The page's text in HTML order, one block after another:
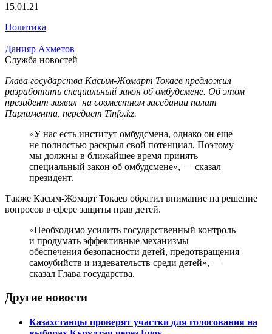
15.01.21
Политика
Данияр Ахметов
Служба новостей
Глава государства Касым-Жомарт Токаев предложил
разработать специальный закон об омбудсмене. Об этом
президент заявил на совместном заседании палат
Парламента, передает Tinfo.kz.
«У нас есть институт омбудсмена, однако он еще
не полностью раскрыл свой потенциал. Поэтому
мы должны в ближайшее время принять
специальный закон об омбудсмене», — сказал
президент.
Также Касым-Жомарт Токаев обратил внимание на решение
вопросов в сфере защиты прав детей.
«Необходимо усилить государственный контроль
и продумать эффективные механизмы
обеспечения безопасности детей, предотвращения
самоубийств и издевательств среди детей», —
сказал Глава государства.
Другие новости
Казахстанцы проверят участки для голосования на